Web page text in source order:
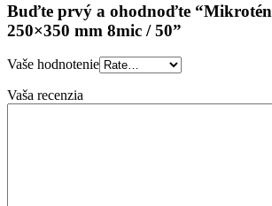
Buďte prvý a ohodnoďte
250×350 mm 8mic / 50”
Vaše hodnotenie
Vaša recenzia